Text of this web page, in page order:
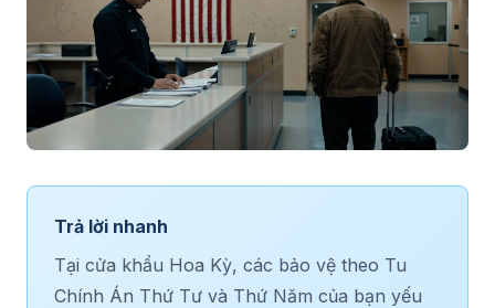
Trả lời nhanh
Tại cửa khẩu Hoa Kỳ, các bảo vệ theo Tu
Chính Án Thứ Tư và Thứ Năm của bạn yếu